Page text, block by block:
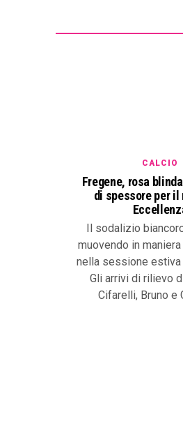
CALCIO
Fregene, rosa
di spessore per il
Il sodalizio
muovendo in
nella sessione estiva
Gli arrivi di rilievo
Cifarelli, Bruno e